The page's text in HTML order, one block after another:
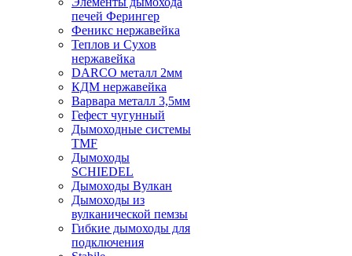
печей Ферингер
Феникс нержавейка
Теплов и Сухов
нержавейка
DARCO металл 2мм
КДМ нержавейка
Варвара металл 3,5мм
Гефест чугунный
Дымоходные системы
TMF
Дымоходы
SCHIEDEL
Дымоходы Вулкан
Дымоходы из
вулканической пемзы
Гибкие дымоходы для
подключения